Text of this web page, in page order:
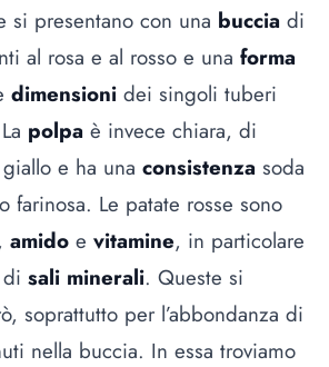
si presentano con una buccia di
al rosa e al rosso e una forma
dimensioni dei singoli tuberi
polpa è invece chiara, di
e ha una consistenza soda
farinosa. Le patate rosse sono
, amido e vitamine, in particolare
sali minerali. Queste si
soprattutto per l’abbondanza di
nella buccia. In essa troviamo